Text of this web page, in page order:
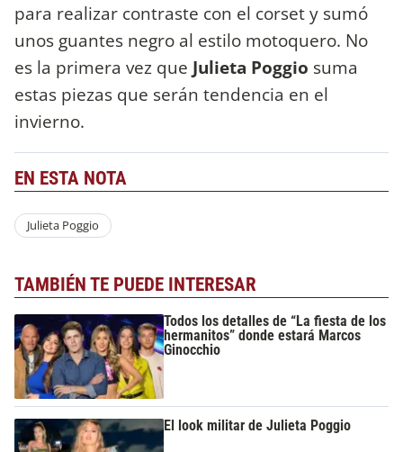
para realizar contraste con el corset y sumó
unos guantes negro al estilo motoquero. No
es la primera vez que Julieta Poggio suma
estas piezas que serán tendencia en el
invierno.
EN ESTA NOTA
Julieta Poggio
TAMBIÉN TE PUEDE INTERESAR
Todos los detalles de “La fiesta de los
hermanitos” donde estará Marcos
Ginocchio
El look militar de Julieta Poggio